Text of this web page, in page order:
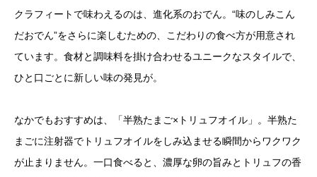
クラフィートで味わえるのは、進化系のおでん。“味のしみこん
だおでん”をさらに楽しむための、こだわりの食べ方が用意され
ています。食材と調味料を掛け合わせるユニークなスタイルで、
ひと口ごとに新しい味の発見が。
なかでもおすすめは、「半熟たまご×トリュフオイル」。半熟た
まごに注射器でトリュフオイルをしみ込ませる瞬間からワクワク
が止まりません。一口食べると、濃厚な卵の旨みとトリュフの香